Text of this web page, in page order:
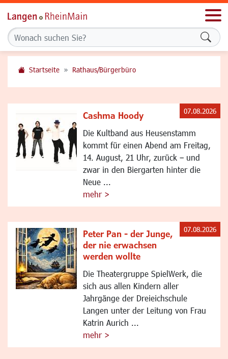
Startseite Rathaus/Bürgerbüro
Cashma Hoody
Die Kultband aus Heusenstamm
kommt für einen Abend am Freitag,
14. August, 21 Uhr, zurück – und
zwar in den Biergarten hinter die
Neue ...
mehr >
07.08.2026
Peter Pan - der Junge,
der nie erwachsen
werden wollte
Die Theatergruppe SpielWerk, die
sich aus allen Kindern aller
Jahrgänge der Dreieichschule
Langen unter der Leitung von Frau
Katrin Aurich ...
mehr >
07.08.2026